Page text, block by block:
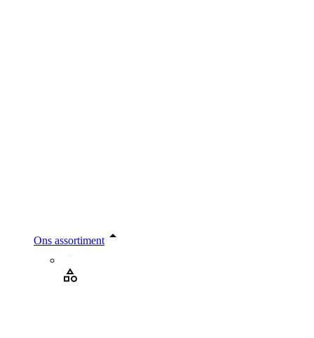
Ons assortiment